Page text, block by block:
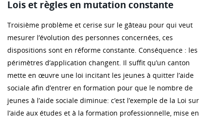
Lois et règles en mutation constante
Troisième problème et cerise sur le gâteau pour qui veut
mesurer l’évolution des personnes concernées, ces
dispositions sont en réforme constante. Conséquence : les
périmètres d’application changent. Il suffit qu’un canton
mette en œuvre une loi incitant les jeunes à quitter l’aide
sociale afin d’entrer en formation pour que le nombre de
jeunes à l’aide sociale diminue: c’est l’exemple de la Loi sur
l’aide aux études et à la formation professionnelle, mise en